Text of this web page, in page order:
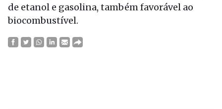
de etanol e gasolina, também favorável ao
biocombustível.